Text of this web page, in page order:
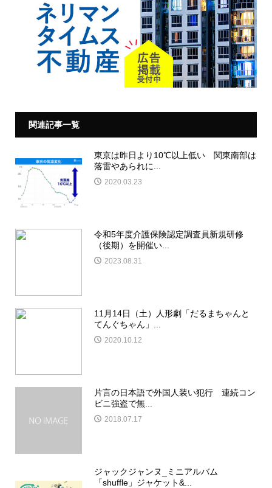
関連記事一覧
東京は昨日より10℃以上低い 関東南部は
落雷やあられに...
2020.03.23
令和5年度介護保険認定調査員新規研修
（後期）を開催い...
2023.08.31
11月14日（土）人形劇「だるまちゃんと
てんぐちゃん」...
2020.10.12
片言の日本語で外国人装い犯行 連続コン
ビニ強盗で無...
2018.07.17
ジャックジャンヌ_ミニアルバム
「shuffle」ジャケット&...